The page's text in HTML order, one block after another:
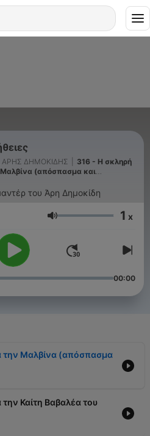
ΑΡΗΣ ΔΗΜΟΚΙΔΗΣ
316 - H σκληρή
Μαλβίνα (απόσπασμα και
του Άρη Δημοκίδη
Volume 1 x
00:00
την Μαλβίνα (απόσπασμα
Καίτη Βαβαλέα του